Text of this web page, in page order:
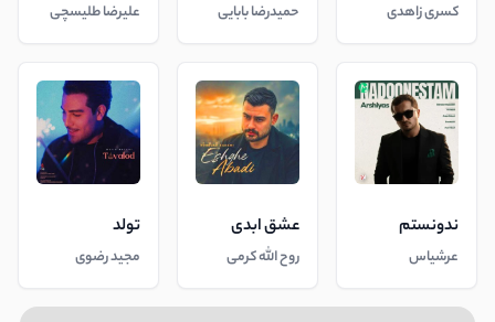
کسری زاهدی حمیدرضا بابایی علیرضا طلیسچی
ندونستم
عرشیاس
عشق ابدی
روح الله کرمی
تولد
مجید رضوی